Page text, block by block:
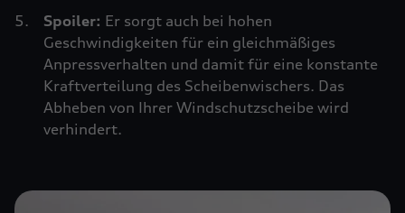
Spoiler: Er sorgt auch bei hohen
Geschwindigkeiten für ein gleichmäßiges
Anpressverhalten und damit für eine konstante
Kraftverteilung des Scheibenwischers. Das
Abheben von Ihrer Windschutzscheibe wird
verhindert.